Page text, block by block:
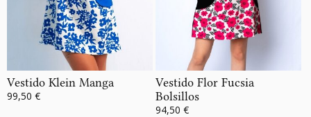
Vestido Klein Manga
99,50 €
Vestido Flor Fucsia
Bolsillos
94,50 €